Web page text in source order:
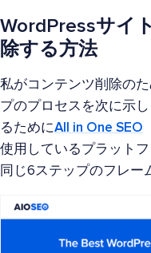
WordPressサイ
除する方法
私がコンテンツ削除の
プのプロセスを次に示
るためにAll in One SEO
使用しているプラット
同じ6ステップのフレー